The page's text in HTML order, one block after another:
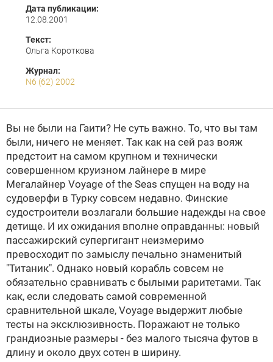
Дата публикации:
12.08.2001
Текст:
Ольга Короткова
Журнал:
N6 (62) 2002
Вы не были на Гаити? Не суть важно. То, что вы там
были, ничего не меняет. Так как на сей раз вояж
предстоит на самом крупном и технически
совершенном круизном лайнере в мире
Мегалайнер Voyage of the Seas спущен на воду на
судоверфи в Турку совсем недавно. Финские
судостроители возлагали большие надежды на свое
детище. И их ожидания вполне оправданны: новый
пассажирский супергигант неизмеримо
превосходит по замыслу печально знаменитый
"Титаник". Однако новый корабль совсем не
обязательно сравнивать с былыми раритетами. Так
как, если следовать самой современной
сравнительной шкале, Voyage выдержит любые
тесты на эксклюзивность. Поражают не только
грандиозные размеры - без малого тысяча футов в
длину и около двух сотен в ширину.